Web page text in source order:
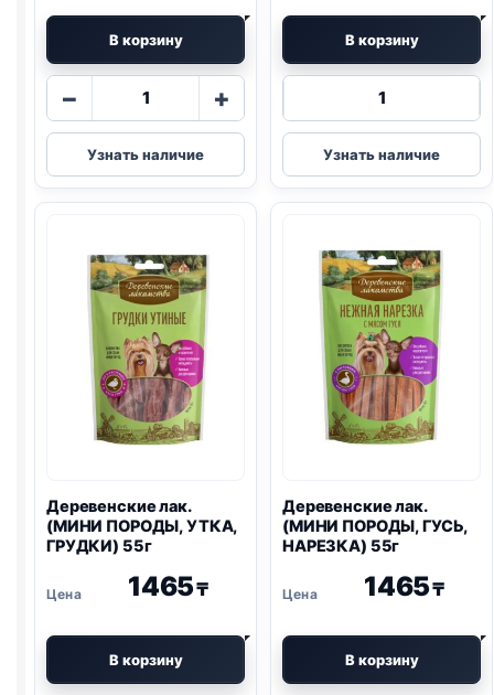
В корзину
−
Количество
Деревенские
лак.
(КАЛЬЦИЙ,
УТКА)
55г
+
Узнать наличие
В корзину
Количество
Деревенские
лак.
колбаски
Узнать наличие
Деревенские лак.
(МИНИ ПОРОДЫ, УТКА,
ГРУДКИ) 55г
1465₸
В корзину
Деревенские лак.
(МИНИ ПОРОДЫ, ГУСЬ,
НАРЕЗКА) 55г
1465₸
В корзину